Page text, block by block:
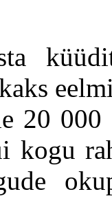
20
kogu